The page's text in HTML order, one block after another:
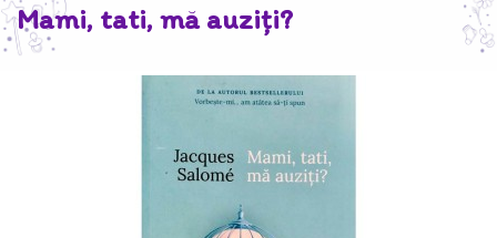
Mami, tati, mă auziți?